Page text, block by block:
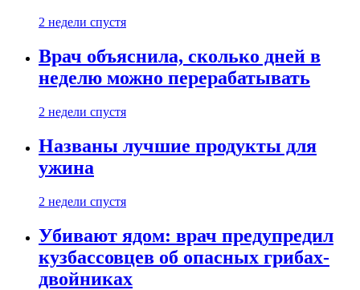
2 недели спустя
Врач объяснила, сколько дней в
неделю можно перерабатывать
2 недели спустя
Названы лучшие продукты для
ужина
2 недели спустя
Убивают ядом: врач предупредил
кузбассовцев об опасных грибах-
двойниках